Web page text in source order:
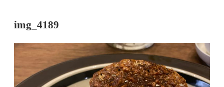
ま
す
img_4189